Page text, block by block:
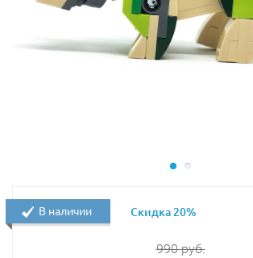
990руб.
В наличии Скидка 20%